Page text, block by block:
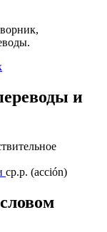
и
ср.р. (acción)